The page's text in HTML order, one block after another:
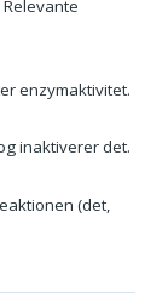
enzymaktivitet.
inaktiverer det.
(det,